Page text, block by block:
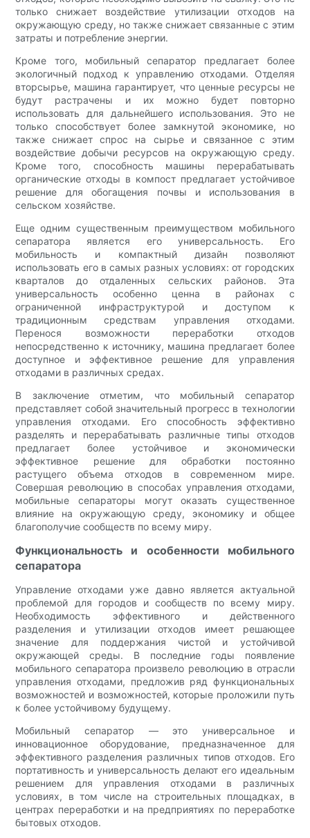
только снижает воздействие утилизации отходов на
окружающую среду, но также снижает связанные с этим
затраты и потребление энергии.
Кроме того, мобильный сепаратор предлагает более
экологичный подход к управлению отходами. Отделяя
вторсырье, машина гарантирует, что ценные ресурсы не
будут растрачены и их можно будет повторно
использовать для дальнейшего использования. Это не
только способствует более замкнутой экономике, но
также снижает спрос на сырье и связанное с этим
воздействие добычи ресурсов на окружающую среду.
Кроме того, способность машины перерабатывать
органические отходы в компост предлагает устойчивое
решение для обогащения почвы и использования в
сельском хозяйстве.
Еще одним существенным преимуществом мобильного
сепаратора является его универсальность. Его
мобильность и компактный дизайн позволяют
использовать его в самых разных условиях: от городских
кварталов до отдаленных сельских районов. Эта
универсальность особенно ценна в районах с
ограниченной инфраструктурой и доступом к
традиционным средствам управления отходами.
Перенося возможности переработки отходов
непосредственно к источнику, машина предлагает более
доступное и эффективное решение для управления
отходами в различных средах.
В заключение отметим, что мобильный сепаратор
представляет собой значительный прогресс в технологии
управления отходами. Его способность эффективно
разделять и перерабатывать различные типы отходов
предлагает более устойчивое и экономически
эффективное решение для обработки постоянно
растущего объема отходов в современном мире.
Совершая революцию в способах управления отходами,
мобильные сепараторы могут оказать существенное
влияние на окружающую среду, экономику и общее
благополучие сообществ по всему миру.
Функциональность и особенности мобильного
сепаратора
Управление отходами уже давно является актуальной
проблемой для городов и сообществ по всему миру.
Необходимость эффективного и действенного
разделения и утилизации отходов имеет решающее
значение для поддержания чистой и устойчивой
окружающей среды. В последние годы появление
мобильного сепаратора произвело революцию в отрасли
управления отходами, предложив ряд функциональных
возможностей и возможностей, которые проложили путь
к более устойчивому будущему.
Мобильный сепаратор — это универсальное и
инновационное оборудование, предназначенное для
эффективного разделения различных типов отходов. Его
портативность и универсальность делают его идеальным
решением для управления отходами в различных
условиях, в том числе на строительных площадках, в
центрах переработки и на предприятиях по переработке
бытовых отходов.